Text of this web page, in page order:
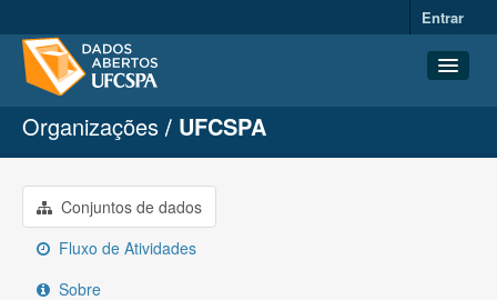
Entrar
Conjuntos de dados
Organizações
Grupos
Sobre
Organizações UFCSPA
Conjuntos de dados
Fluxo de Atividades
Sobre